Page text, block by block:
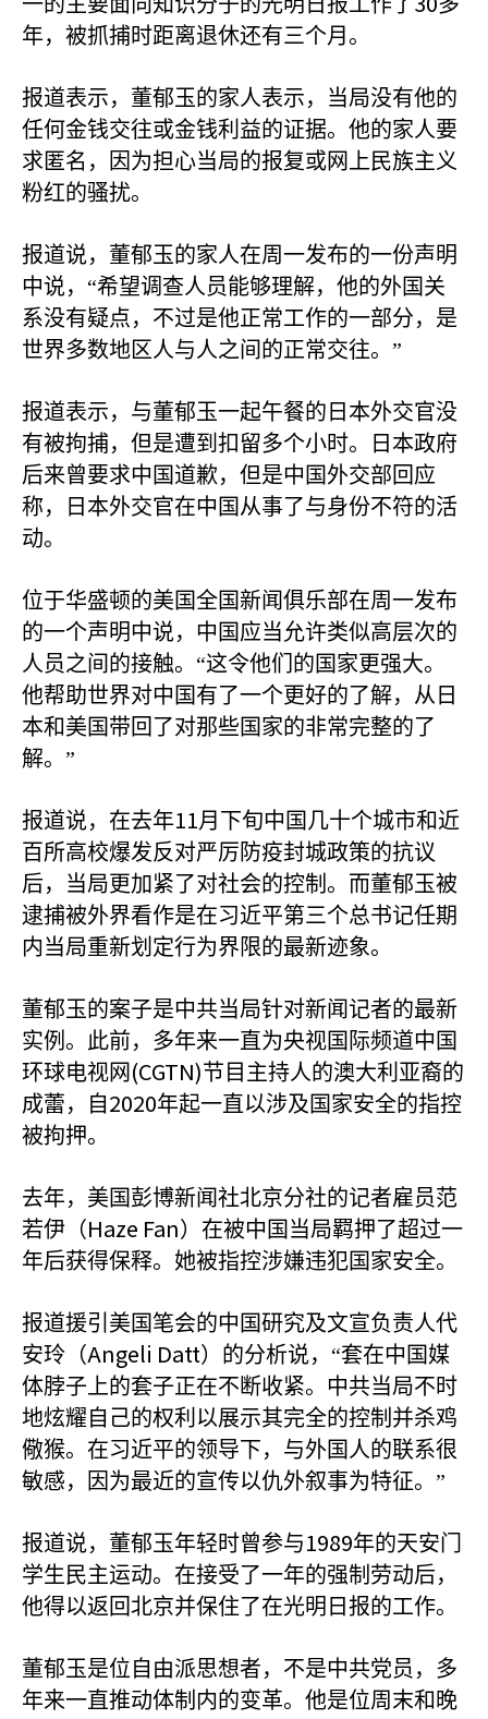
年，被抓捕时距离退休还有三个月。
报道表示，董郁玉的家人表示，当局没有他的
任何金钱交往或金钱利益的证据。他的家人要
求匿名，因为担心当局的报复或网上民族主义
粉红的骚扰。
报道说，董郁玉的家人在周一发布的一份声明
中说，“希望调查人员能够理解，他的外国关
系没有疑点，不过是他正常工作的一部分，是
世界多数地区人与人之间的正常交往。”
报道表示，与董郁玉一起午餐的日本外交官没
有被拘捕，但是遭到扣留多个小时。日本政府
后来曾要求中国道歉，但是中国外交部回应
称，日本外交官在中国从事了与身份不符的活
动。
位于华盛顿的美国全国新闻俱乐部在周一发布
的一个声明中说，中国应当允许类似高层次的
人员之间的接触。“这令他们的国家更强大。
他帮助世界对中国有了一个更好的了解，从日
本和美国带回了对那些国家的非常完整的了
解。”
报道说，在去年11月下旬中国几十个城市和近
百所高校爆发反对严厉防疫封城政策的抗议
后，当局更加紧了对社会的控制。而董郁玉被
逮捕被外界看作是在习近平第三个总书记任期
内当局重新划定行为界限的最新迹象。
董郁玉的案子是中共当局针对新闻记者的最新
实例。此前，多年来一直为央视国际频道中国
环球电视网 (CGTN)节目主持人的澳大利亚裔的
成蕾，自 2020年起一直以涉及国家安全的指控
被拘押。
去年，美国彭博新闻社北京分社的记者雇员范
若伊（Haze Fan）在被中国当局羁押了超过一
年后获得保释。她被指控涉嫌违犯国家安全。
报道援引美国笔会的中国研究及文宣负责人代
安玲（Angeli Datt）的分析说，“套在中国媒
体脖子上的套子正在不断收紧。中共当局不时
地炫耀自己的权利以展示其完全的控制并杀鸡
儆猴。在习近平的领导下，与外国人的联系很
敏感，因为最近的宣传以仇外叙事为特征。”
报道说，董郁玉年轻时曾参与1989年的天安门
学生民主运动。在接受了一年的强制劳动后，
他得以返回北京并保住了在光明日报的工作。
董郁玉是位自由派思想者，不是中共党员，多
年来一直推动体制内的变革。他是位周末和晚